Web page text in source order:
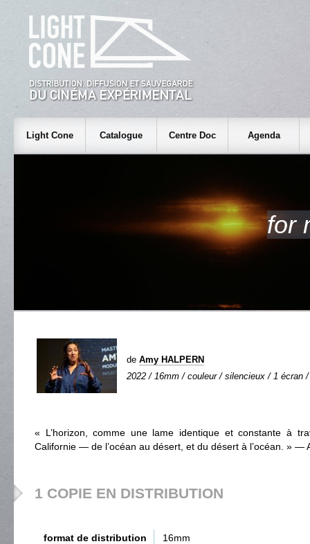
Light Cone Catalogue Centre Doc Agenda
for
de Amy HALPERN
2022 / 16mm / couleur / silencieux / 1 écran /
« L’horizon, comme une lame identique et constante à
Californie — de l’océan au désert, et du désert à l’océan. » —
1 COPIE EN DISTRIBUTION
format de distribution
16mm